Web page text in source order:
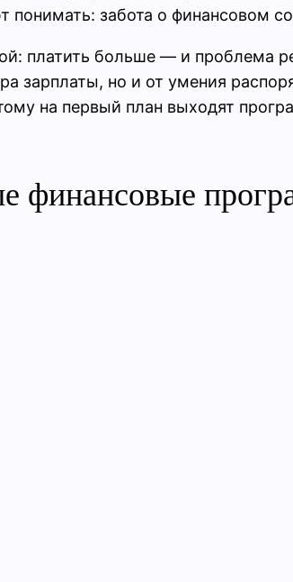
понимать: забота о финансовом
платить больше — и проблема
зарплаты, но и от умения
на первый план выходят
финансовые